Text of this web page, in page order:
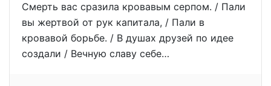
Смерть вас сразила кровавым серпом. / Пали
вы жертвой от рук капитала, / Пали в
кровавой борьбе. / В душах друзей по идее
создали / Вечную славу себе…